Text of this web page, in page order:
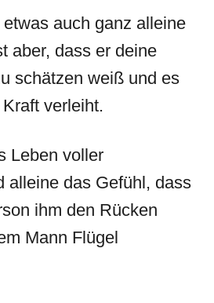
auch ganz alleine
aber, dass er deine
schätzen weiß und es
verleiht.
Leben voller
alleine das Gefühl, dass
ihm den Rücken
Mann Flügel